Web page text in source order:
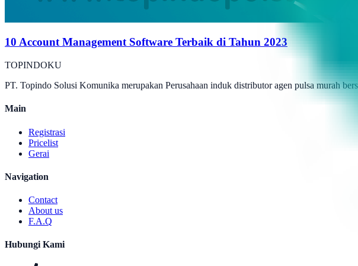
10 Account Management Software Terbaik di Tahun 2023
TOPINDOKU
PT. Topindo Solusi Komunika merupakan Perusahaan induk distributor agen pulsa murah
Main
Registrasi
Pricelist
Gerai
Navigation
Contact
About us
F.A.Q
Hubungi Kami